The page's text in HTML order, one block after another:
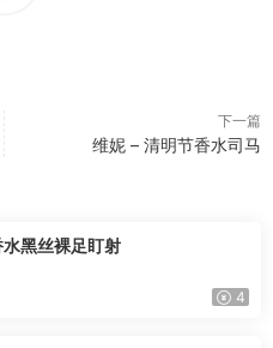
下一篇
维妮 – 清明节香水司马
黑丝裸足盯射
4